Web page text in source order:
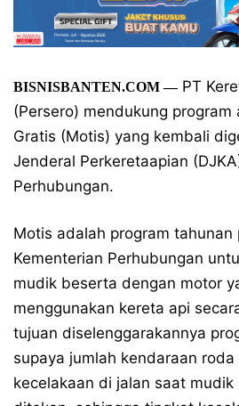
BISNISBANTEN.COM—PT
(Persero) mendukung program
Gratis (Motis) yang kembali
Jenderal Perkeretaapian
Perhubungan.
Motis adalah program tahunan
Kementerian Perhubungan
mudik beserta dengan motor
menggunakan kereta api
tujuan diselenggarakannya
supaya jumlah kendaraan
kecelakaan di jalan saat